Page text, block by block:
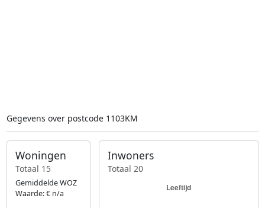
Gegevens over postcode 1103KM
Woningen
Totaal 15
Gemiddelde WOZ
Waarde: € n/a
Inwoners
Totaal 20